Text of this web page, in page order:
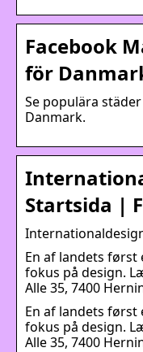
Facebook
för
Se populära
Danmark.
Startsida |
En af landets først
fokus på design.
Alle 35, 7400
En af landets først
fokus på design.
Alle 35, 7400